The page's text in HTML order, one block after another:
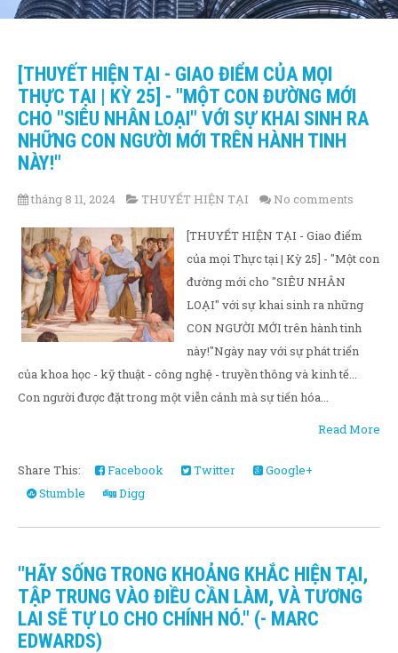
[THUYẾT HIỆN TẠI - GIAO ĐIỂM CỦA MỌI
THỰC TẠI | KỲ 25] - "MỘT CON ĐƯỜNG MỚI
CHO "SIÊU NHÂN LOẠI" VỚI SỰ KHAI SINH RA
NHỮNG CON NGƯỜI MỚI TRÊN HÀNH TINH
NÀY!"
tháng 8 11, 2024 THUYẾT HIỆN TẠI No comments
[THUYẾT HIỆN TẠI - Giao điểm
của mọi Thực tại | Kỳ 25] - "Một con
đường mới cho "SIÊU NHÂN
LOẠI" với sự khai sinh ra những
CON NGƯỜI MỚI trên hành tinh
này!"Ngày nay với sự phát triển
của khoa học - kỹ thuật - công nghệ - truyền thông và kinh tế...
Con người được đặt trong một viễn cảnh mà sự tiến hóa...
Read More
Share This: Facebook Twitter
Google+
Stumble
Digg
"HÃY SỐNG TRONG KHOẢNG KHẮC HIỆN TẠI,
TẬP TRUNG VÀO ĐIỀU CẦN LÀM, VÀ TƯƠNG
LAI SẼ TỰ LO CHO CHÍNH NÓ." (- MARC
EDWARDS)